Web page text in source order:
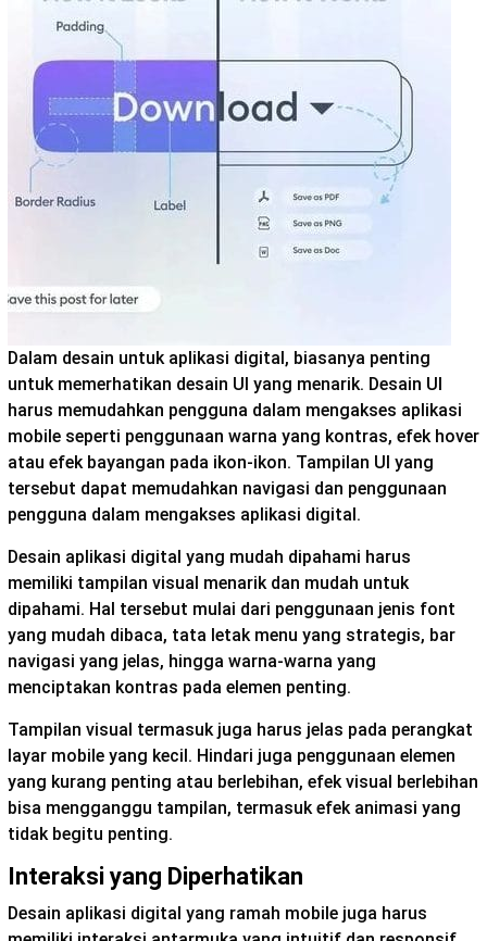
Dalam desain untuk aplikasi digital, biasanya penting
untuk memerhatikan desain UI yang menarik. Desain UI
harus memudahkan pengguna dalam mengakses aplikasi
mobile seperti penggunaan warna yang kontras, efek hover
atau efek bayangan pada ikon-ikon. Tampilan UI yang
tersebut dapat memudahkan navigasi dan penggunaan
pengguna dalam mengakses aplikasi digital.
Desain aplikasi digital yang mudah dipahami harus
memiliki tampilan visual menarik dan mudah untuk
dipahami. Hal tersebut mulai dari penggunaan jenis font
yang mudah dibaca, tata letak menu yang strategis, bar
navigasi yang jelas, hingga warna-warna yang
menciptakan kontras pada elemen penting.
Tampilan visual termasuk juga harus jelas pada perangkat
layar mobile yang kecil. Hindari juga penggunaan elemen
yang kurang penting atau berlebihan, efek visual berlebihan
bisa mengganggu tampilan, termasuk efek animasi yang
tidak begitu penting.
Interaksi yang Diperhatikan
Desain aplikasi digital yang ramah mobile juga harus